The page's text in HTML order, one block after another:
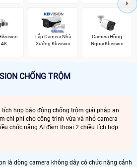
4K
Lắp Camera Nhà
Xưởng Kbvision
Camera Hồng
Ngoại Kbvision
CHỐNG TRỘM
tích hợp báo động chống trộm giải pháp an
chi phí cho công trình vừa và nhỏ camera
chức năng AI đàm thoại 2 chiều tích hợp
là dòng camera không dây có chức năng cảnh